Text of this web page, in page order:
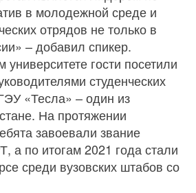
в молодежной среде и
отрядов не только в
– добавил спикер.
университете гости посетили
студенческих
«Тесла» – один из
На протяжении
завоевали звание
а по итогам 2021 года стали
среди вузовских штабов со